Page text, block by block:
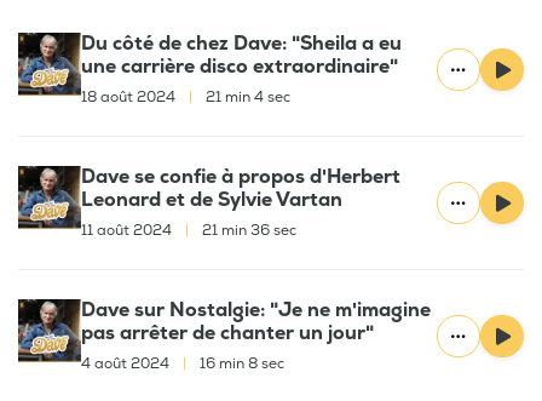
Du côté de chez Dave: "Sheila a eu
une carrière disco extraordinaire"
18 août 2024 21 min 4 sec
Dave se confie à propos d'Herbert
Leonard et de Sylvie Vartan
11 août 2024 21 min 36 sec
Dave sur Nostalgie: "Je ne m'imagine
pas arrêter de chanter un jour"
4 août 2024 16 min 8 sec